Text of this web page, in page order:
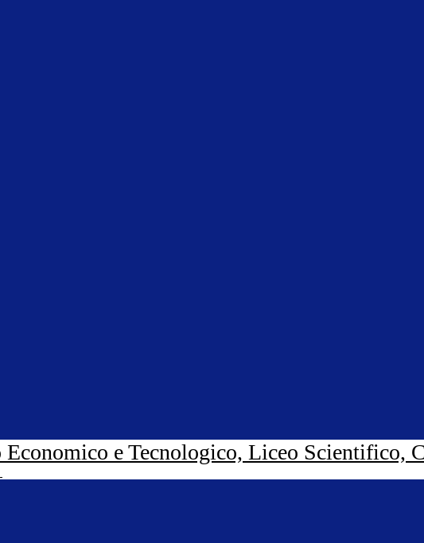
Economico e Tecnologico, Liceo Scientifico,